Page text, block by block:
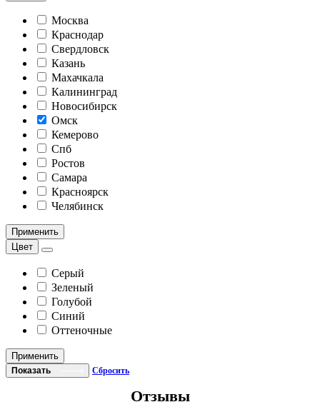
Москва
Краснодар
Свердловск
Казань
Махачкала
Калининград
Новосибирск
Омск
Кемерово
Спб
Ростов
Самара
Красноярск
Челябинск
Применить
Цвет
Серый
Зеленый
Голубой
Синий
Оттеночные
Применить
Показать Сбросить
Отзывы